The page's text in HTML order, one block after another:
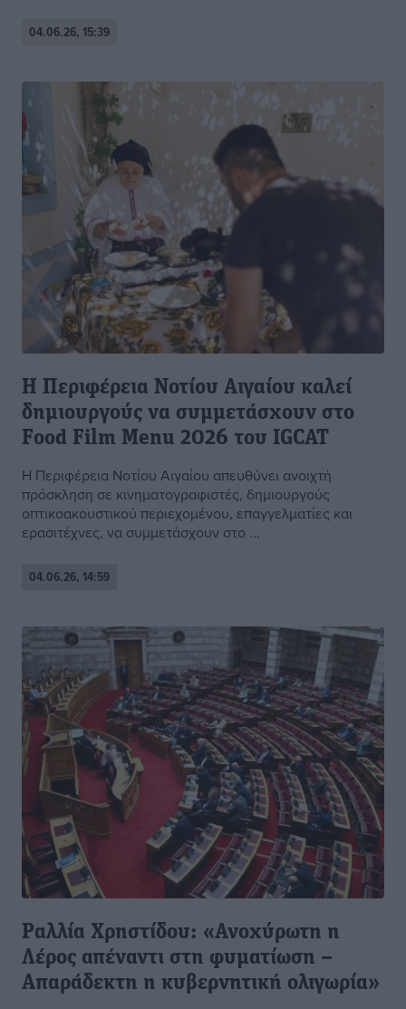
04.06.26, 15:39
Η Περιφέρεια Νοτίου Αιγαίου καλεί
δημιουργούς να συμμετάσχουν στο
Food Film Menu 2026 του IGCAT
Η Περιφέρεια Νοτίου Αιγαίου απευθύνει ανοιχτή
πρόσκληση σε κινηματογραφιστές, δημιουργούς
οπτικοακουστικού περιεχομένου, επαγγελματίες και
ερασιτέχνες, να συμμετάσχουν στο ...
04.06.26, 14:59
Ραλλία Χρηστίδου: «Ανοχύρωτη η
Λέρος απέναντι στη φυματίωση –
Απαράδεκτη η κυβερνητική ολιγωρία»